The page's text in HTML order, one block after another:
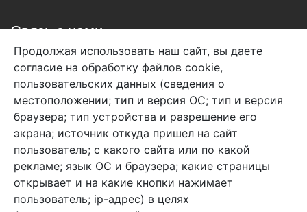
Связь с нами
+7 (495) 933-38-08
info@arben-textile.ru- оптовые продажи
Арбен текстиль г. Щелково, пер.
1-й Советский д.25, владение 2.
Продолжая использовать наш сайт, вы даете
согласие на обработку файлов cookie,
пользовательских данных (сведения о
местоположении; тип и версия ОС; тип и версия
браузера; тип устройства и разрешение его
экрана; источник откуда пришел на сайт
пользователь; с какого сайта или по какой
рекламе; язык ОС и браузера; какие страницы
открывает и на какие кнопки нажимает
пользователь; ip-адрес) в целях